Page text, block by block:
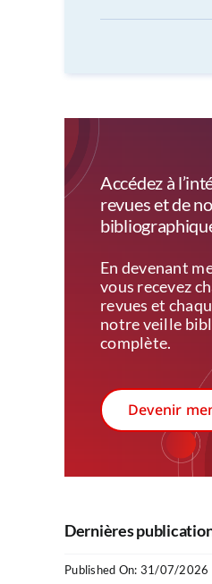
Accédez à
revues et de
En devenant
vous recevez c
revues et
notre veille
complète.
Devenir
Dernières
Published On: 31/07/2026